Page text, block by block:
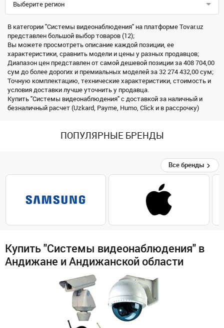
Выберите регион
В категории "Системы видеонаблюдения" на платформе Tovar.uz
представлен большой выбор товаров (12);
Вы можете просмотреть описание каждой позиции, ее
характеристики, сравнить модели и цены у разных продавцов;
Диапазон цен представлен от самой дешевой позиции за 408 704,00
сум до более дорогих и премиальных моделей за 32 274 432,00 сум;
Точную комплектацию, технические характеристики, стоимость и
условия доставки лучше уточнить у продавца.
Купить "Системы видеонаблюдения" с доставкой за наличный и
безналичный расчет (Uzkard, Payme, Humo, Click и в рассрочку)
ПОПУЛЯРНЫЕ БРЕНДЫ
Все бренды
Купить "Системы видеонаблюдения" в
Андижане и Андижанской области